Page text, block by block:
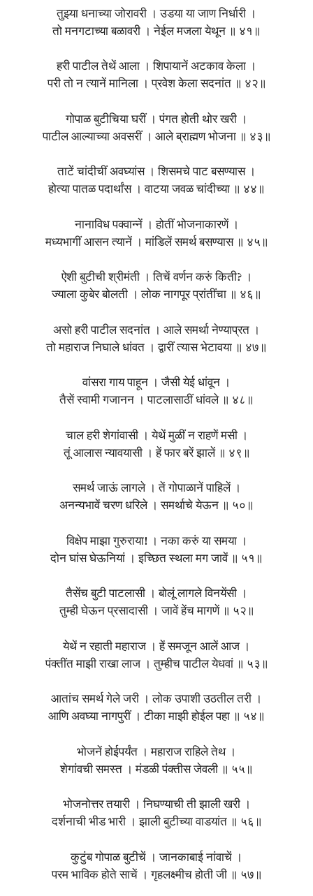
तुझ्या धनाच्या जोरावरी । उडया या जाण निर्धारी ।
तो मनगटाच्या बळावरी । नेईल मजला येथून ॥ ४१॥
हरी पाटील तेथें आला । शिपायानें अटकाव केला ।
परी तो न त्यानें मानिला । प्रवेश केला सदनांत ॥ ४२॥
गोपाळ बुटीचिया घरीं । पंगत होती थोर खरी ।
पाटील आल्याच्या अवसरीं । आले ब्राह्मण भोजना ॥ ४३॥
ताटें चांदीचीं अवघ्यांस । शिसमचे पाट बसण्यास ।
होत्या पातळ पदार्थांस । वाटया जवळ चांदीच्या ॥ ४४॥
नानाविध पक्वान्नें । होतीं भोजनाकारणें ।
मध्यभागीं आसन त्यानें । मांडिलें समर्थ बसण्यास ॥ ४५॥
ऐशी बुटीची श्रीमंती । तिचें वर्णन करुं किती? ।
ज्याला कुबेर बोलती । लोक नागपूर प्रांतींचा ॥ ४६॥
असो हरी पाटील सदनांत । आले समर्था नेण्याप्रत ।
तो महाराज निघाले धांवत । द्वारीं त्यास भेटावया ॥ ४७॥
वांसरा गाय पाहून । जैसी येई धांवून ।
तैसें स्वामी गजानन । पाटलासाठीं धांवले ॥ ४८॥
चाल हरी शेगांवासी । येथें मुळीं न राहणें मसी ।
तूं आलास न्यावयासी । हें फार बरें झालें ॥ ४९॥
समर्थ जाऊं लागले । तें गोपाळानें पाहिलें ।
अनन्यभावें चरण धरिले । समर्थाचे येऊन ॥ ५०॥
विक्षेप माझा गुरुराया! । नका करुं या समया ।
दोन घांस घेऊनियां । इच्छित स्थला मग जावें ॥ ५१॥
तैसेंच बुटी पाटलासी । बोलूं लागले विनयेंसी ।
तुम्ही घेऊन प्रसादासी । जावें हेंच मागणें ॥ ५२॥
येथें न रहाती महाराज । हें समजून आलें आज ।
पंक्तींत माझी राखा लाज । तुम्हीच पाटील येधवां ॥ ५३॥
आतांच समर्थ गेले जरी । लोक उपाशी उठतील तरी ।
आणि अवघ्या नागपुरीं । टीका माझी होईल पहा ॥ ५४॥
भोजनें होईपर्यंत । महाराज राहिले तेथ ।
शेगांवची समस्त । मंडळी पंक्तीस जेवली ॥ ५५॥
भोजनोत्तर तयारी । निघण्याची ती झाली खरी ।
दर्शनाची भीड भारी । झाली बुटीच्या वाडयांत ॥ ५६॥
कुटुंब गोपाळ बुटीचें । जानकाबाई नांवाचें ।
परम भाविक होते साचें । गृहलक्ष्मीच होती जी ॥ ५७॥